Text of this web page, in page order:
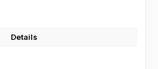
Details